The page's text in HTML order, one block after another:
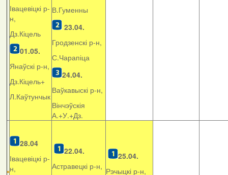
Івацевіцкі р-
н,
Дз.Кіцель
01.05.
Янаўскі р-н,
Дз.Кіцель+
Л.Каўтунчык
В.Гуменны
23.04.
Гродзенскі р-н,
С.Чарапіца
24.04.
Ваўкавыскі р-н,
Вінчэўскія
А.+У.+Дз.
28.04
Івацевіцкі р-
н,
22.04.
Астравецкі р-н,
25.04.
Рэчыцкі р-н,